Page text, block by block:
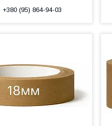
+380 (95) 864-94-03